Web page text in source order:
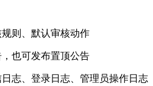
则、默认审核动作
也可发布置顶公告
志、登录日志、管理员操作日志